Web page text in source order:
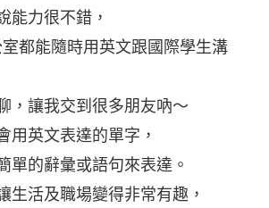
能力很不錯，
都能隨時用英文跟國際學生溝
，讓我交到很多朋友吶～
用英文表達的單字，
單的辭彙或語句來表達。
生活及職場變得非常有趣，